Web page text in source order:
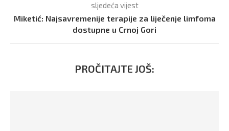
sljedeća vijest
Miketić: Najsavremenije terapije za liječenje limfoma
dostupne u Crnoj Gori
PROČITAJTE JOŠ: